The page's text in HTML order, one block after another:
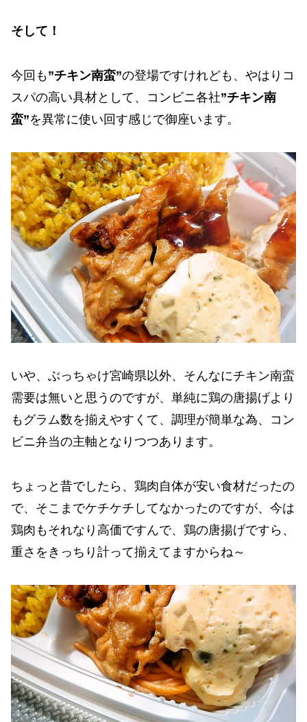
そして！
今回も”チキン南蛮”の登場ですけれども、やはりコ
スパの高い具材として、コンビニ各社”チキン南
蛮”を異常に使い回す感じで御座います。
いや、ぶっちゃけ宮崎県以外、そんなにチキン南蛮
需要は無いと思うのですが、単純に鶏の唐揚げより
もグラム数を揃えやすくて、調理が簡単な為、コン
ビニ弁当の主軸となりつつあります。
ちょっと昔でしたら、鶏肉自体が安い食材だったの
で、そこまでケチケチしてなかったのですが、今は
鶏肉もそれなり高価ですんで、鶏の唐揚げですら、
重さをきっちり計って揃えてますからね～